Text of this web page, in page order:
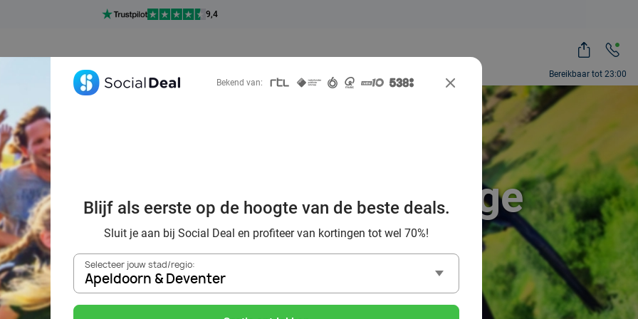
Bereikbaar tot 23:00
9,4
uitjes én meer in
Deventer voor reislustige
en avonturiers
Bekend van:
Blijf als eerste op de hoogte van de beste deals.
Sluit je aan bij Social Deal en profiteer van kortingen tot wel 70%!
Selecteer jouw stad/regio:
Apeldoorn & Deventer